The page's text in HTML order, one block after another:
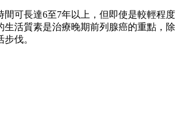
可長達6至7年以上，但即使是較輕程度
活質素是治療晚期前列腺癌的重點，除
伐。